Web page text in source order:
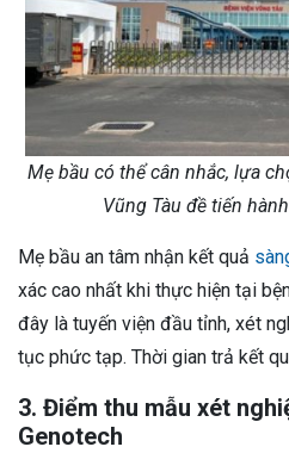
Mẹ bầu có thể cân nhắc, lựa
Vũng Tàu đề tiến
Mẹ bầu an tâm nhận kết quả
xác cao nhất khi thực hiện tại
đây là tuyến viện đầu tỉnh, xét
tục phức tạp. Thời gian trả kết
3. Điểm thu mẫu xét
Genotech